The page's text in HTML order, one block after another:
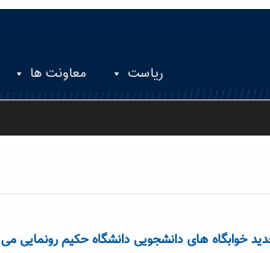
ریاست معاونت ها
خوابگاه های دانشجویی دانشگاه حکیم رونمایی